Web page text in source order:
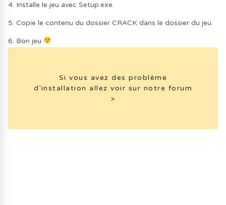
4. Installe le jeu avec Setup.exe.
5. Copie le contenu du dossier CRACK dans le dossier du jeu.
6. Bon jeu
Si vous avez des problème
d’installation allez voir sur notre forum
>